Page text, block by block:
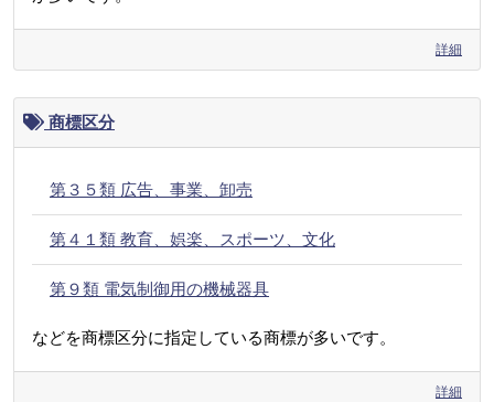
詳細
商標区分
第３５類 広告、事業、卸売
第４１類 教育、娯楽、スポーツ、文化
第９類 電気制御用の機械器具
などを商標区分に指定している商標が多いです。
詳細